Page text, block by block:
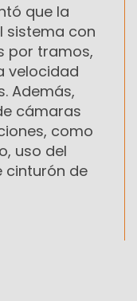
que la
sistema con
por tramos,
velocidad
Además,
cámaras
como
uso del
cinturón de